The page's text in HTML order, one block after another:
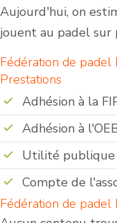
Aujourd'hui, on
jouent au padel
Fédération de padel
Prestations
Adhésion à la
Adhésion à
Utilité publique
Compte de
Fédération de